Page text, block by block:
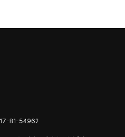
81-54962